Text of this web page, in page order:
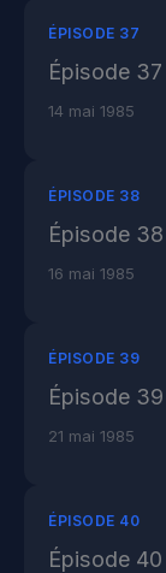
ÉPISODE 37
Épisode 37
14 mai 1985
ÉPISODE 38
Épisode 38
16 mai 1985
ÉPISODE 39
Épisode 39
21 mai 1985
ÉPISODE 40
Épisode 40